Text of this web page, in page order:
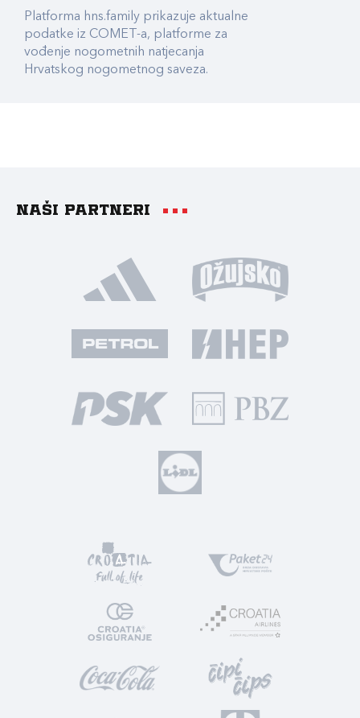
Platforma hns.family prikazuje aktualne
podatke iz COMET-a, platforme za
vođenje nogometnih natjecanja
Hrvatskog nogometnog saveza.
Naši partneri